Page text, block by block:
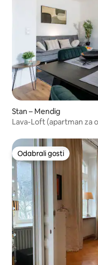
Stan – Mendig
Lava-Loft (apartman za
Odabrali gosti
Odabrali gosti